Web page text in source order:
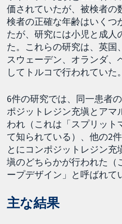
価されていたが、被検者の
検者の正確な年齢はいくつ
たが、研究には小児と成人
た。これらの研究は、英国
スウェーデン、オランダ、
してトルコで行われていた。
6件の研究では、同一患者
ポジットレジン充塡とアマ
われ（これは「スプリット
て知られている）、他の2
とにコンポジットレジン充
塡のどちらかが行われた（
ープデザイン」と呼ばれて
主な結果